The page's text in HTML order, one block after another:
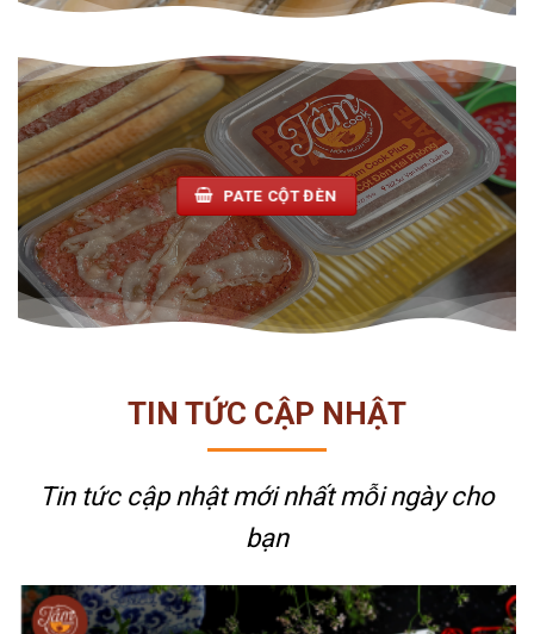
PATE CỘT ĐÈN
TIN TỨC CẬP NHẬT
Tin tức cập nhật mới nhấtmỗi ngày cho
bạn